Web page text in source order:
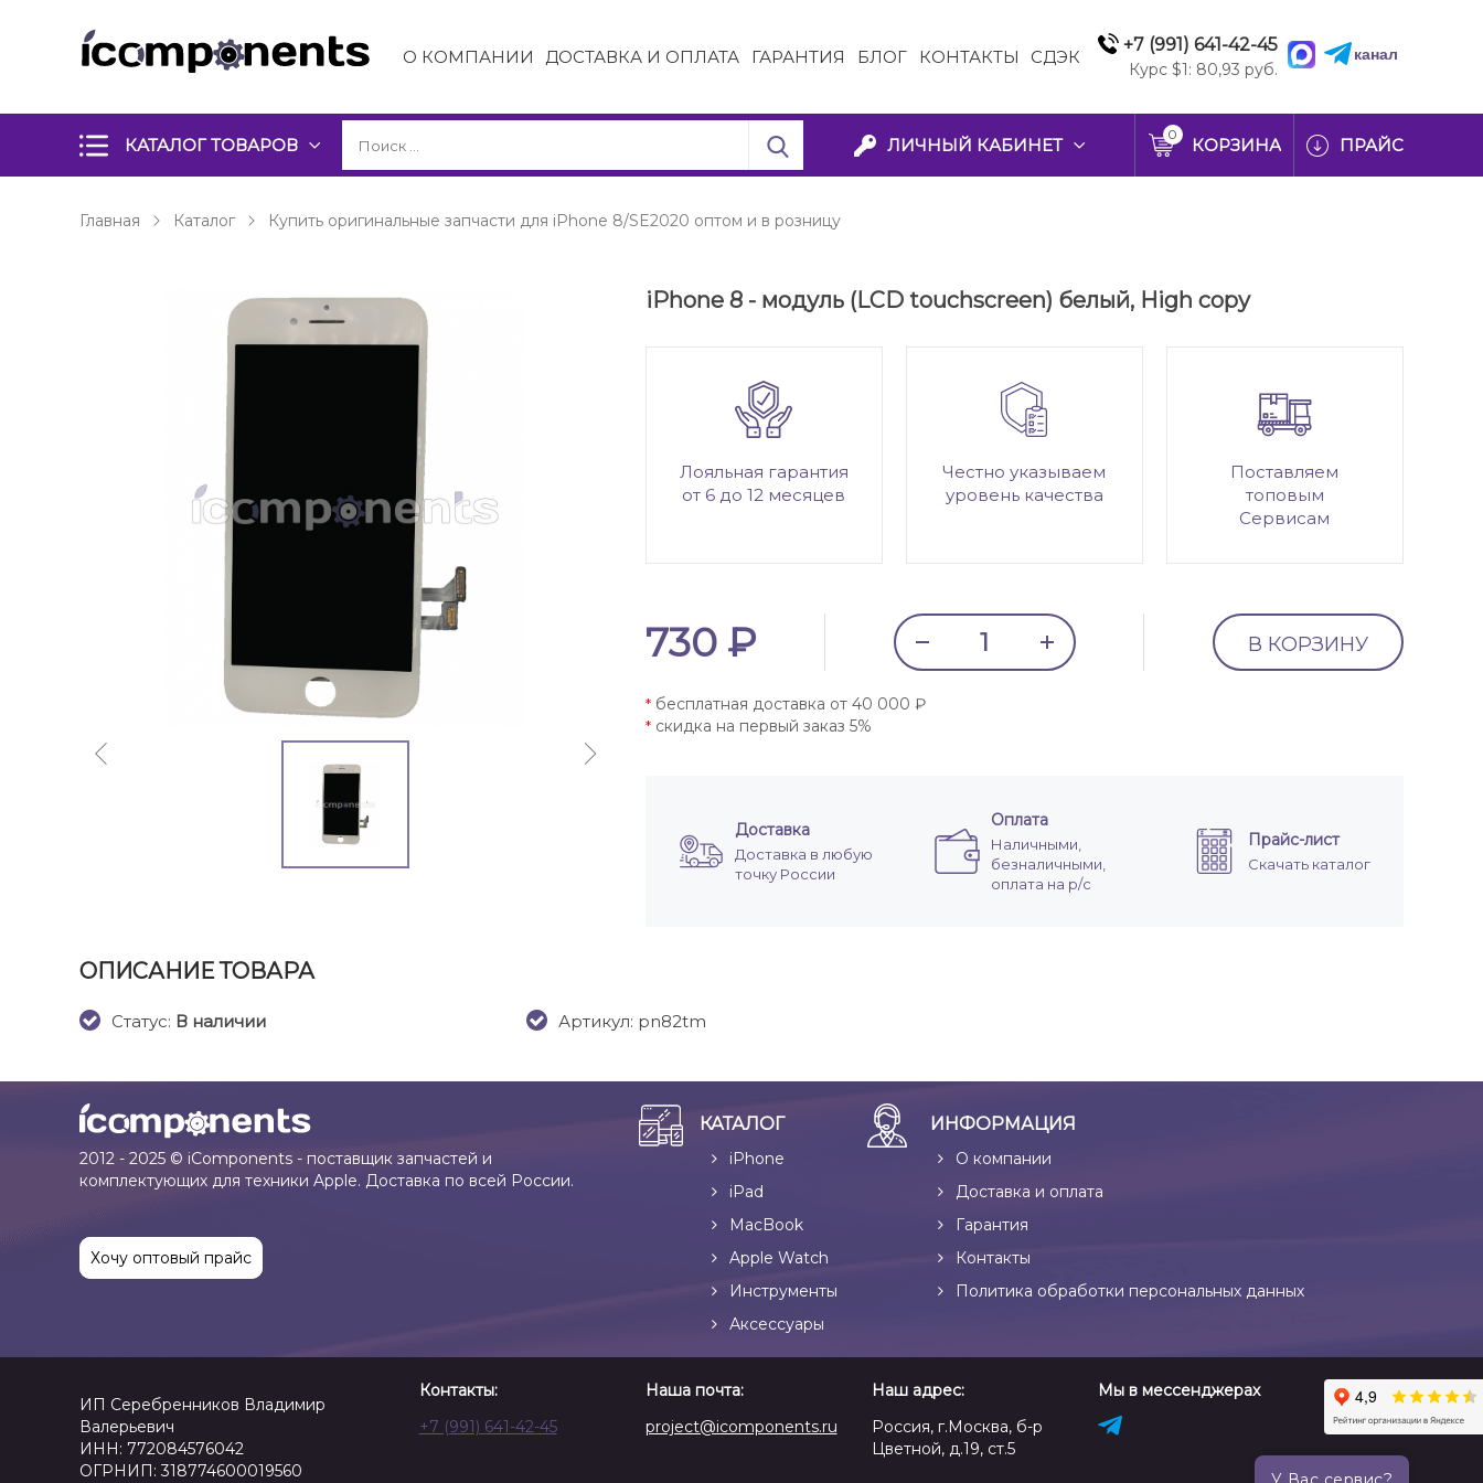
О КОМПАНИИ ДОСТАВКА И ОПЛАТА ГАРАНТИЯ БЛОГ КОНТАКТЫ СДЭК
+7 (991) 641-42-45
Курс $1: 80,93 руб.
канал
КАТАЛОГ ТОВАРОВ ЛИЧНЫЙ КАБИНЕТ
0
КОРЗИНА ПРАЙС
Главная Каталог Купить оригинальные запчасти для iPhone 8/SE2020 оптом и в розницу
iPhone 8 - модуль (LCD touchscreen) белый, High copy
Лояльная гарантия
от 6 до 12 месяцев
Честно указываем
уровень качества
Поставляем
топовым
Сервисам
730 ₽ В КОРЗИНУ
*бесплатная доставка от 40 000 ₽
*скидка на первый заказ 5%
Доставка
Доставка в любую
точку России
Оплата
Наличными,
безналичными,
оплата на р/с
Прайс-лист
Скачать каталог
ОПИСАНИЕ ТОВАРА
Cтатус: В наличии Артикул: pn82tm
2012 - 2025 © iComponents - поставщик запчастей и
комплектующих для техники Apple. Доставка по всей России.
Хочу оптовый прайс
КАТАЛОГ
iPhone
iPad
MacBook
Apple Watch
Инструменты
Аксессуары
ИНФОРМАЦИЯ
О компании
Доставка и оплата
Гарантия
Контакты
Политика обработки персональных данных
ИП Серебренников Владимир
Валерьевич
ИНН: 772084576042
ОГРНИП: 318774600019560
Контакты:
+7 (991) 641-42-45
Наша почта:
project@icomponents.ru
Наш адрес:
Россия, г.Москва, б-р
Цветной, д.19, ст.5
Мы в мессенджерах